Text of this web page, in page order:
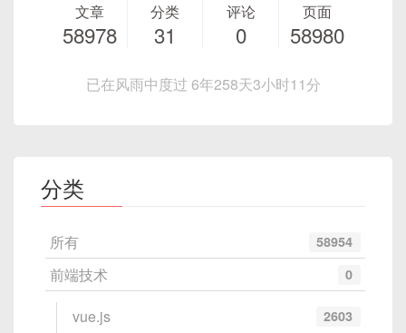
文章
58978
分类
31
评论
0
页面
58980
已在风雨中度过 6年258天3小时11分
分类
所有 58954
前端技术 0
vue.js 2603